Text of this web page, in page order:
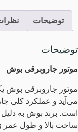
توضیحات
توضیحات
موتور جاروبرقی بوش
موتور جاروبرقی بوش
می‌آید و عملکرد کلی
است. برند بوش به دلیل
ساخت بالا و طول عمر